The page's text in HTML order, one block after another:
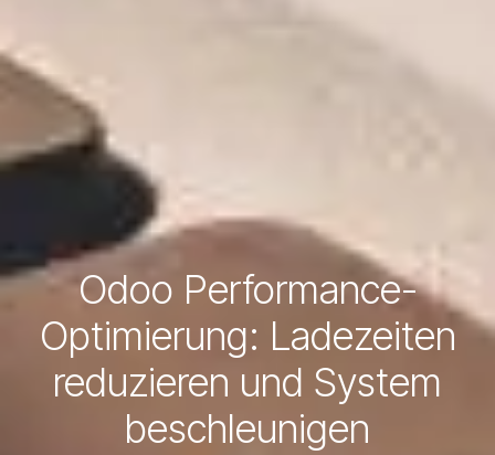
Odoo Performance-
Optimierung: Ladezeiten
reduzieren und System
beschleunigen